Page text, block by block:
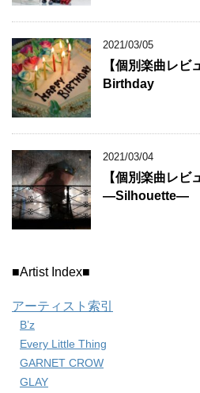
2021/03/05
【個別楽曲レ
Birthday
2021/03/04
【個別楽曲レビ
―Silhouette―
■Artist Index■
アーティスト索引
B’z
Every Little Thing
GARNET CROW
GLAY